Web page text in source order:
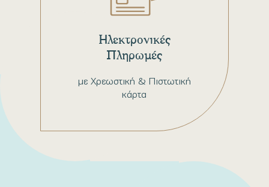
με Χρεωστική & Πιστωτική
κάρτα
Ηλεκτρονικές
Πληρωμές